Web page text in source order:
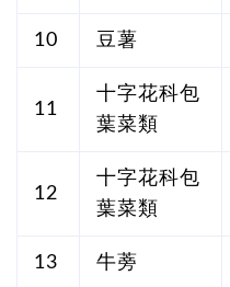
10 豆薯
11
十字花科包
葉菜類
12
十字花科包
葉菜類
13 牛蒡